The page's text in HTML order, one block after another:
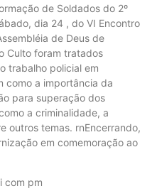
de Soldados do 2º
dia 24 , do VI Encontro
de Deus de
Culto foram tratados
trabalho policial em
como a importância da
para superação dos
a criminalidade, a
outros temas. rnEncerrando,
em comemoração ao
com pm